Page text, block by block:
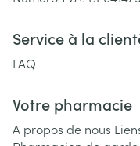
Service à la
FAQ
Votre pharmacie
A propos de nous